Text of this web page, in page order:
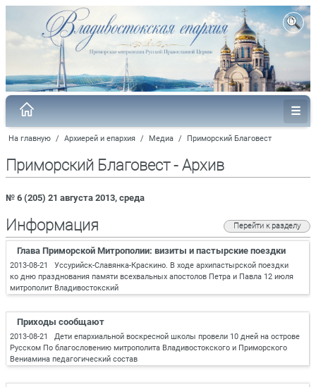
На главную / Архиерей и епархия / Медиа / Приморский Благовест
Приморский Благовест - Архив
№ 6 (205) 21 августа 2013, среда
Информация Перейти к разделу
Глава Приморской Митрополии: визиты и пастырские поездки
2013-08-21 Уссурийск-Славянка-Краскино. В ходе архипастырской поездки
ко дню празднования памяти всехвальных апостолов Петра и Павла 12 июля
митрополит Владивостокский
Приходы сообщают
2013-08-21 Дети епархиальной воскресной школы провели 10 дней на острове
Русском По благословению митрополита Владивостокского и Приморского
Вениамина педагогический состав